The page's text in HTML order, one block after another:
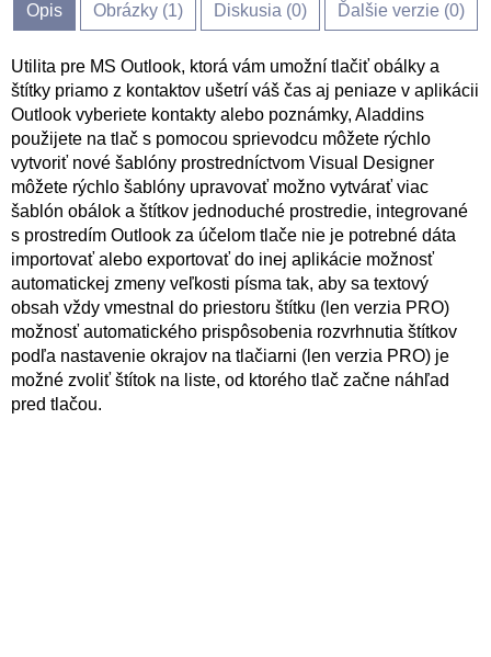
Opis Obrázky (1) Diskusia (0) Ďalšie verzie (0)
Utilita pre MS Outlook, ktorá vám umožní tlačiť obálky a
štítky priamo z kontaktov ušetrí váš čas aj peniaze v aplikácii
Outlook vyberiete kontakty alebo poznámky, Aladdins
použijete na tlač s pomocou sprievodcu môžete rýchlo
vytvoriť nové šablóny prostredníctvom Visual Designer
môžete rýchlo šablóny upravovať možno vytvárať viac
šablón obálok a štítkov jednoduché prostredie, integrované
s prostredím Outlook za účelom tlače nie je potrebné dáta
importovať alebo exportovať do inej aplikácie možnosť
automatickej zmeny veľkosti písma tak, aby sa textový
obsah vždy vmestnal do priestoru štítku (len verzia PRO)
možnosť automatického prispôsobenia rozvrhnutia štítkov
podľa nastavenie okrajov na tlačiarni (len verzia PRO) je
možné zvoliť štítok na liste, od ktorého tlač začne náhľad
pred tlačou.